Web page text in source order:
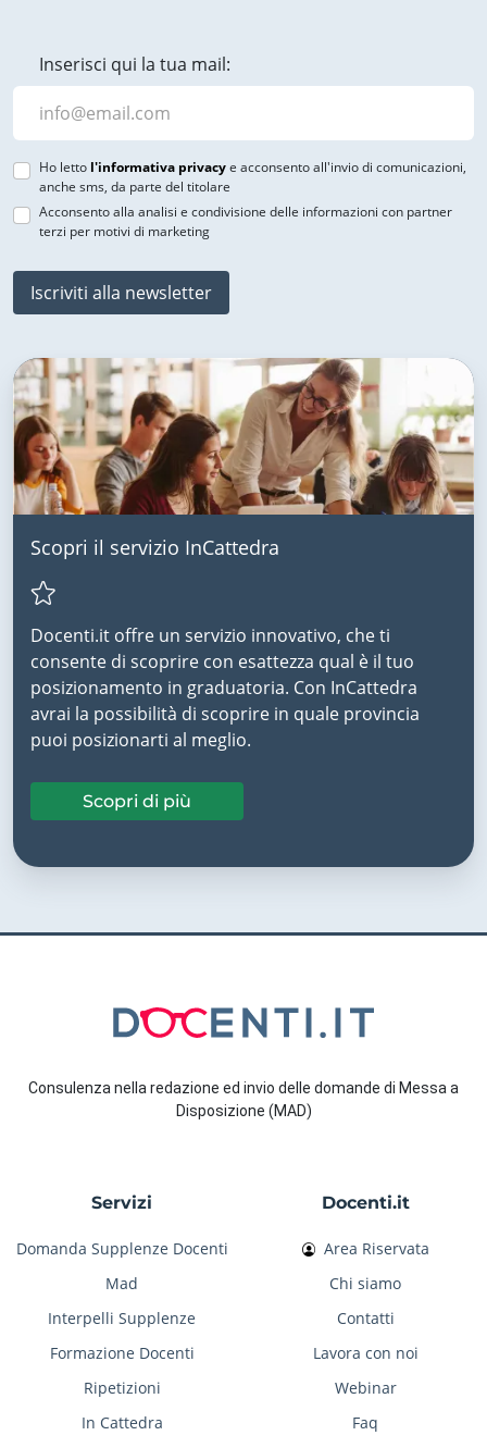
Inserisci qui la tua mail:
Ho letto l'informativa privacye acconsento all'invio di comunicazioni,
anche sms, da parte del titolare
Acconsento alla analisi e condivisione delle informazioni con partner
terzi per motivi di marketing
Iscriviti alla newsletter
Scopri il servizio InCattedra
Docenti.it offre un servizio innovativo, che ti
consente di scoprire con esattezza qual è il tuo
posizionamento in graduatoria. Con InCattedra
avrai la possibilità di scoprire in quale provincia
puoi posizionarti al meglio.
Scopri di più
Consulenza nella redazione ed invio delle domande di Messa a
Disposizione (MAD)
Servizi
Domanda Supplenze Docenti
Mad
Interpelli Supplenze
Formazione Docenti
Ripetizioni
In Cattedra
Docenti.it
Area Riservata
Chi siamo
Contatti
Lavora con noi
Webinar
Faq